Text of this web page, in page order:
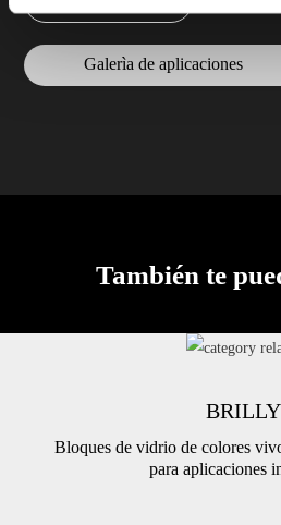
Galerìa de aplicaciones
También te
BRILLY
Bloques de vidrio de colores
para aplicaciones